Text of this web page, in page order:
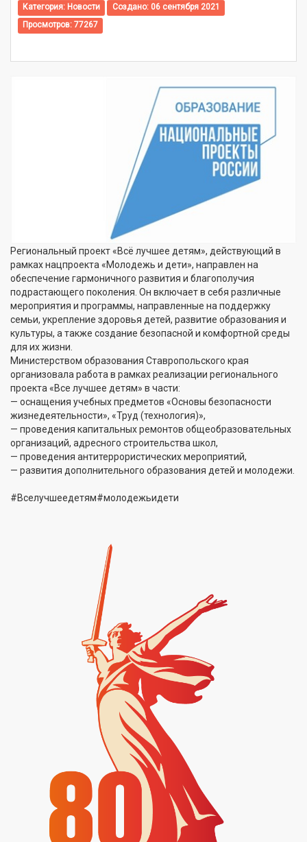
Категория: Новости
Создано: 06 сентября 2021
Просмотров: 77267
Региональный проект «Всё лучшее детям», действующий в
рамках нацпроекта «Молодежь и дети», направлен на
обеспечение гармоничного развития и благополучия
подрастающего поколения. Он включает в себя различные
мероприятия и программы, направленные на поддержку
семьи, укрепление здоровья детей, развитие образования и
культуры, а также создание безопасной и комфортной среды
для их жизни.
Министерством образования Ставропольского края
организовала работа в рамках реализации регионального
проекта «Все лучшее детям» в части:
— оснащения учебных предметов «Основы безопасности
жизнедеятельности», «Труд (технология)»,
— проведения капитальных ремонтов общеобразовательных
организаций, адресного строительства школ,
— проведения антитеррористических мероприятий,
— развития дополнительного образования детей и молодежи.
#Вселучшеедетям#молодежьидети